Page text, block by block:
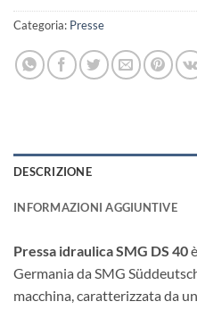
Categoria: Presse
DESCRIZIONE
INFORMAZIONI AGGIUNTIVE
Pressa idraulica SMG DS 40
Germania da SMG
macchina, caratterizzata da